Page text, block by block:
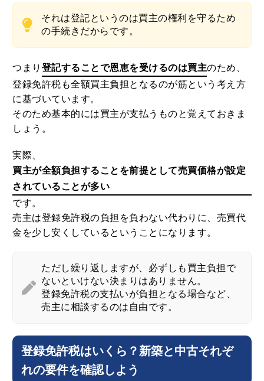
よって登録免許税を折半しても良い気がしますが、
慣例では買主側の負担 となるケースが多いです。
それは登記というのは買主の権利を守るため
の手続きだからです。
つまり登記することで恩恵を受けるのは買主のため、
登録免許税も全額買主負担となるのが筋という考え方
そのため基本的には買主が支払うものと覚えておきま
しょう。
実際、
買主が全額負担することを前提として売買価格が設定
されていることが多い
売主は登録免許税の負担を負わない代わりに、売買代
金を少し安くしているということになります。
ただし繰り返しますが、必ずしも買主負担で
売主に相談するのは自由です。